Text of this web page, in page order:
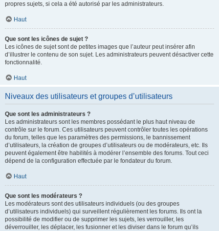
propres sujets, si cela a été autorisé par les administrateurs.
Haut
Que sont les icônes de sujet ?
Les icônes de sujet sont de petites images que l’auteur peut insérer afin
d’illustrer le contenu de son sujet. Les administrateurs peuvent désactiver cette
fonctionnalité.
Haut
Niveaux des utilisateurs et groupes d’utilisateurs
Que sont les administrateurs ?
Les administrateurs sont les membres possédant le plus haut niveau de
contrôle sur le forum. Ces utilisateurs peuvent contrôler toutes les opérations
du forum, telles que les paramètres des permissions, le bannissement
d’utilisateurs, la création de groupes d’utilisateurs ou de modérateurs, etc. Ils
peuvent également être habilités à modérer l’ensemble des forums. Tout ceci
dépend de la configuration effectuée par le fondateur du forum.
Haut
Que sont les modérateurs ?
Les modérateurs sont des utilisateurs individuels (ou des groupes
d’utilisateurs individuels) qui surveillent régulièrement les forums. Ils ont la
possibilité de modifier ou de supprimer les sujets, les verrouiller, les
déverrouiller, les déplacer, les fusionner et les diviser dans le forum qu’ils